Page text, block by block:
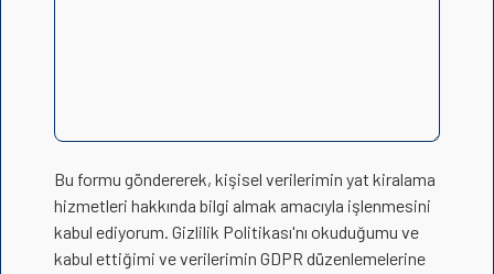
Bu formu göndererek, kişisel verilerimin yat kiralama
hizmetleri hakkında bilgi almak amacıyla işlenmesini
kabul ediyorum. Gizlilik Politikası'nı okuduğumu ve
kabul ettiğimi ve verilerimin GDPR düzenlemelerine